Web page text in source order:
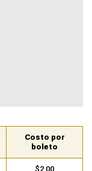
Costo por
boleto
$2.00